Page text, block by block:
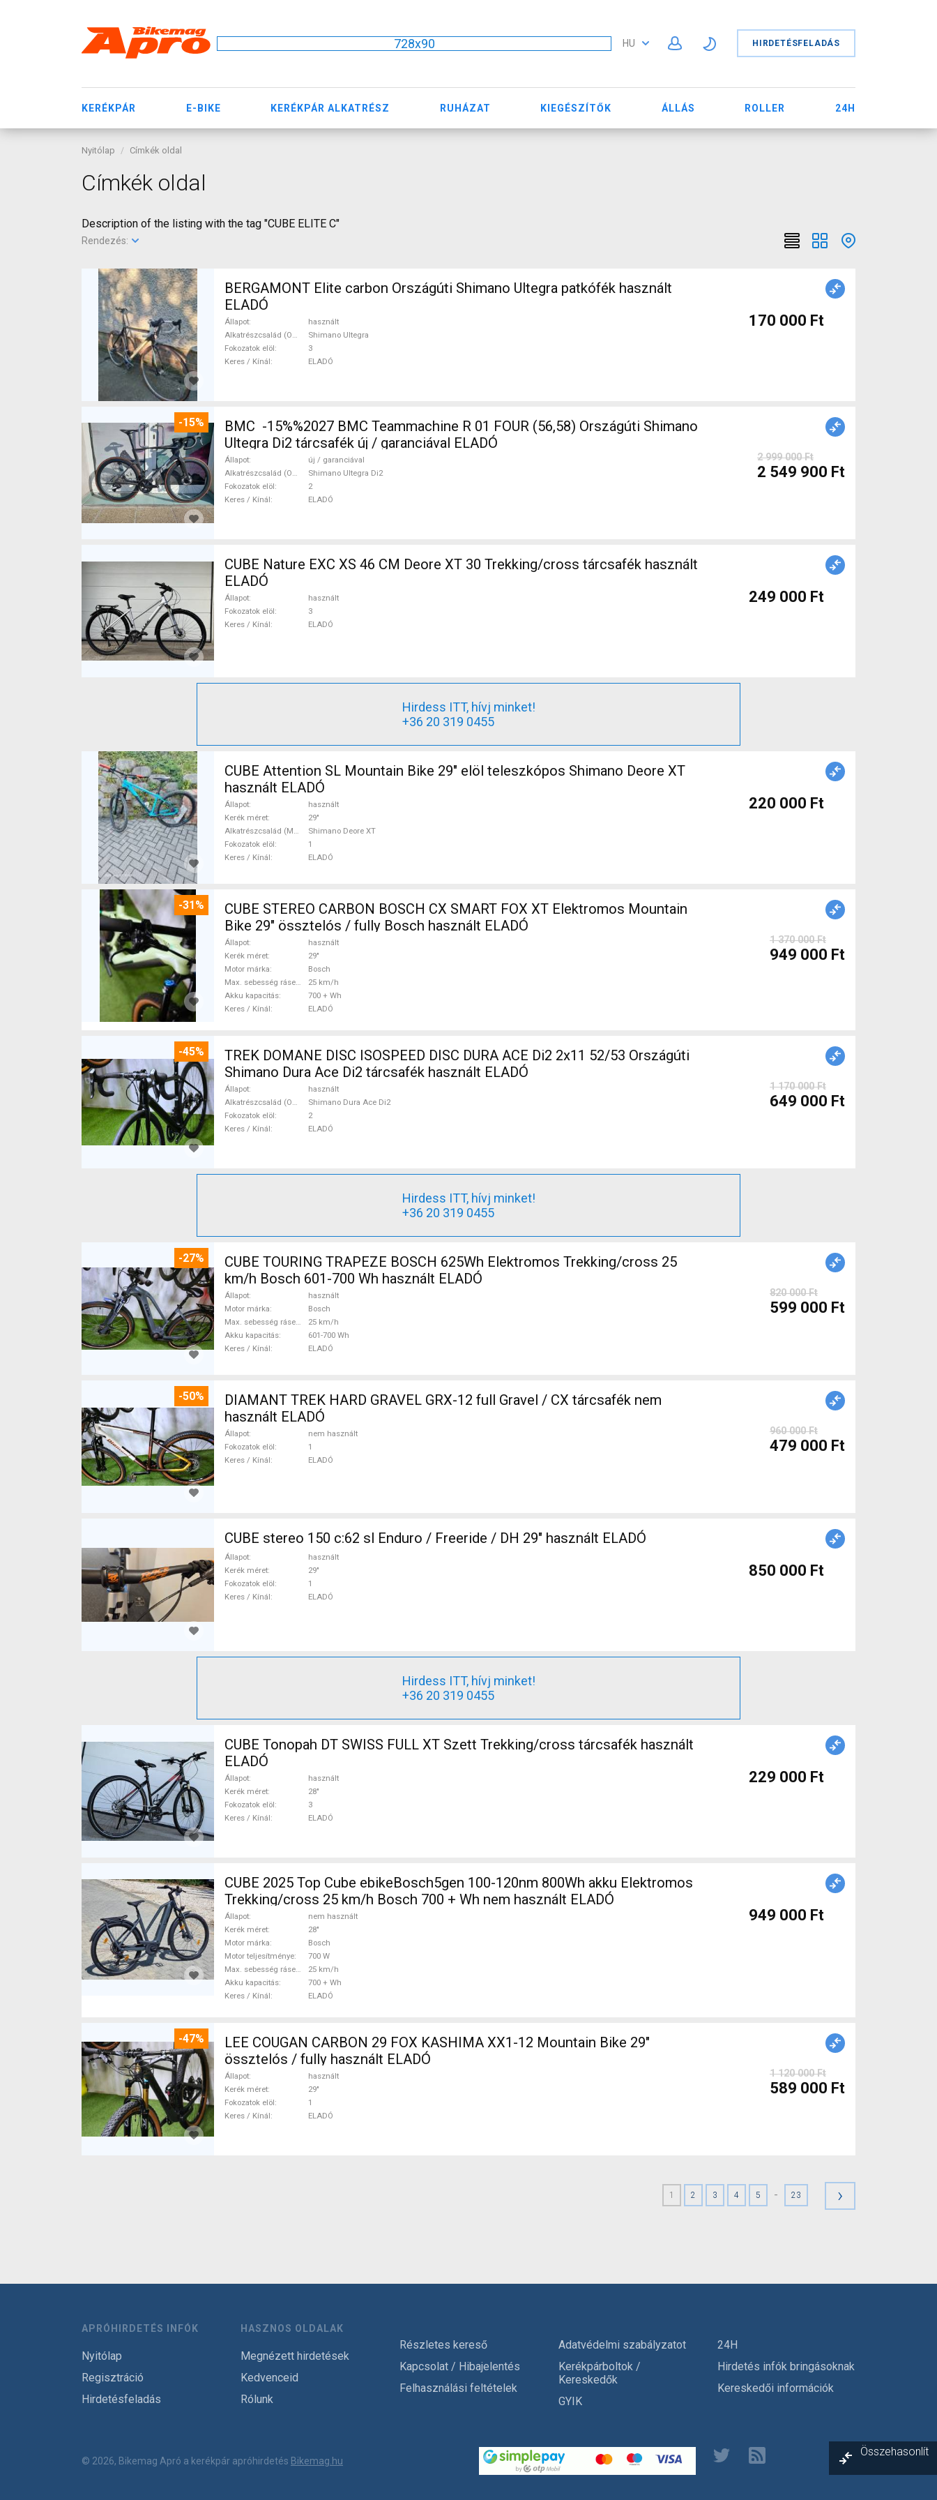
728x90 HU HIRDETÉSFELADÁS
KERÉKPÁR E-BIKE KERÉKPÁR ALKATRÉSZ RUHÁZAT KIEGÉSZÍTŐK ÁLLÁS ROLLER 24H
Nyitólap Címkék oldal
Címkék oldal
Description of the listing with the tag "CUBE ELITE C"
Rendezés:
BERGAMONT Elite carbon Országúti Shimano Ultegra patkófék használt
ELADÓ
Állapot
használt
Alkatrészcsalád (Outi)
Shimano Ultegra
Fokozatok elöl
3
Keres / Kínál
ELADÓ
170 000 Ft
-15%
BMC -15%%2027 BMC Teammachine R 01 FOUR (56,58) Országúti Shimano
Ultegra Di2 tárcsafék új / garanciával ELADÓ
Állapot
új / garanciával
Alkatrészcsalád (Outi)
Shimano Ultegra Di2
Fokozatok elöl
2
Keres / Kínál
ELADÓ
2 999 000 Ft
2 549 900 Ft
CUBE Nature EXC XS 46 CM Deore XT 30 Trekking/cross tárcsafék használt
ELADÓ
Állapot
használt
Fokozatok elöl
3
Keres / Kínál
ELADÓ
249 000 Ft
Hirdess ITT, hívj minket!
+36 20 319 0455
CUBE Attention SL Mountain Bike 29" elöl teleszkópos Shimano Deore XT
használt ELADÓ
Állapot
használt
Kerék méret
29"
Alkatrészcsalád (MTB)
Shimano Deore XT
Fokozatok elöl
1
Keres / Kínál
ELADÓ
220 000 Ft
-31%
CUBE STEREO CARBON BOSCH CX SMART FOX XT Elektromos Mountain
Bike 29" össztelós / fully Bosch használt ELADÓ
Állapot
használt
Kerék méret
29"
Motor márka
Bosch
Max. sebesség rásegítéssel
25 km/h
Akku kapacitás
700 + Wh
Keres / Kínál
ELADÓ
1 370 000 Ft
949 000 Ft
-45%
TREK DOMANE DISC ISOSPEED DISC DURA ACE Di2 2x11 52/53 Országúti
Shimano Dura Ace Di2 tárcsafék használt ELADÓ
Állapot
használt
Alkatrészcsalád (Outi)
Shimano Dura Ace Di2
Fokozatok elöl
2
Keres / Kínál
ELADÓ
1 170 000 Ft
649 000 Ft
Hirdess ITT, hívj minket!
+36 20 319 0455
-27%
CUBE TOURING TRAPEZE BOSCH 625Wh Elektromos Trekking/cross 25
km/h Bosch 601-700 Wh használt ELADÓ
Állapot
használt
Motor márka
Bosch
Max. sebesség rásegítéssel
25 km/h
Akku kapacitás
601-700 Wh
Keres / Kínál
ELADÓ
820 000 Ft
599 000 Ft
-50%
DIAMANT TREK HARD GRAVEL GRX-12 full Gravel / CX tárcsafék nem
használt ELADÓ
Állapot
nem használt
Fokozatok elöl
1
Keres / Kínál
ELADÓ
960 000 Ft
479 000 Ft
CUBE stereo 150 c:62 sl Enduro / Freeride / DH 29" használt ELADÓ
Állapot
használt
Kerék méret
29"
Fokozatok elöl
1
Keres / Kínál
ELADÓ
850 000 Ft
Hirdess ITT, hívj minket!
+36 20 319 0455
CUBE Tonopah DT SWISS FULL XT Szett Trekking/cross tárcsafék használt
ELADÓ
Állapot
használt
Kerék méret
28"
Fokozatok elöl
3
Keres / Kínál
ELADÓ
229 000 Ft
CUBE 2025 Top Cube ebikeBosch5gen 100-120nm 800Wh akku Elektromos
Trekking/cross 25 km/h Bosch 700 + Wh nem használt ELADÓ
Állapot
nem használt
Kerék méret
28"
Motor márka
Bosch
Motor teljesítménye
700 W
Max. sebesség rásegítéssel
25 km/h
Akku kapacitás
700 + Wh
Keres / Kínál
ELADÓ
949 000 Ft
-47%
LEE COUGAN CARBON 29 FOX KASHIMA XX1-12 Mountain Bike 29"
össztelós / fully használt ELADÓ
Állapot
használt
Kerék méret
29"
Fokozatok elöl
1
Keres / Kínál
ELADÓ
1 120 000 Ft
589 000 Ft
1 2 3 4 5 - 23 ›
APRÓHIRDETÉS INFÓK
Nyitólap
Regisztráció
Hirdetésfeladás
HASZNOS OLDALAK
Megnézett hirdetések
Kedvenceid
Rólunk
Részletes kereső
Kapcsolat / Hibajelentés
Felhasználási feltételek
Adatvédelmi szabályzatot
Kerékpárboltok /
Kereskedők
GYIK
24H
Hirdetés infók bringásoknak
Kereskedői információk
© 2026, Bikemag Apró a kerékpár apróhirdetés Bikemag.hu
Összehasonlít